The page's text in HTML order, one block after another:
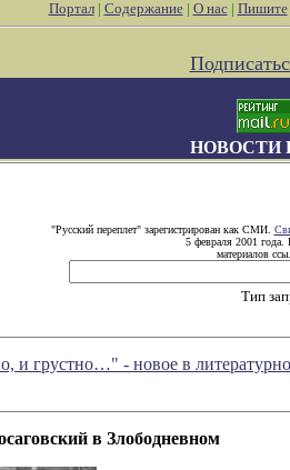
Портал| Содержание| О нас| Пишите
НОВОСТИ
"Русский переплет" зарегистрирован как СМИ.
5 февраля 2001 года.
материалов
Тип
и грустно…" - новое в
в Злободневном